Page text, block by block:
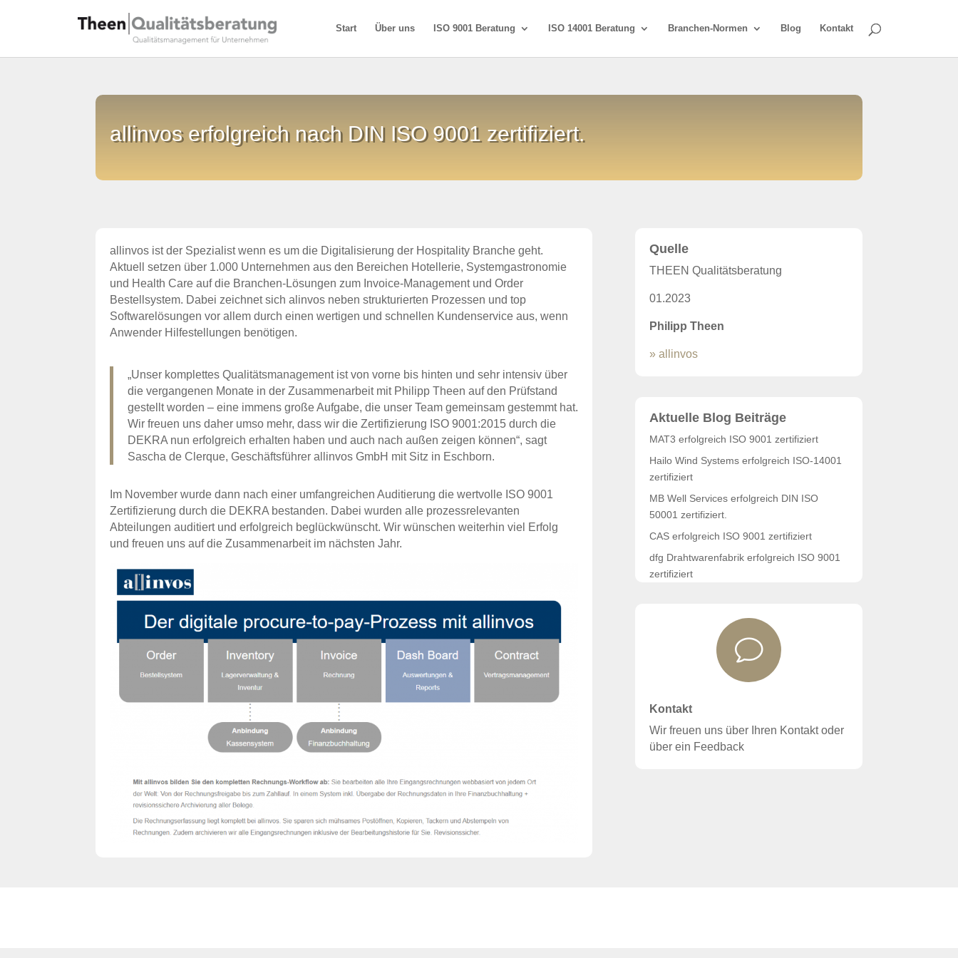
Start Über uns ISO 9001 Beratung ISO 14001 Beratung Branchen-Normen Blog Kontakt
allinvos erfolgreich nach DIN ISO 9001 zertifiziert.
allinvos ist der Spezialist wenn es um die Digitalisierung der Hospitality Branche geht.
Aktuell setzen über 1.000 Unternehmen aus den Bereichen Hotellerie, Systemgastronomie
und Health Care auf die Branchen-Lösungen zum Invoice-Management und Order
Bestellsystem. Dabei zeichnet sich alinvos neben strukturierten Prozessen und top
Softwarelösungen vor allem durch einen wertigen und schnellen Kundenservice aus, wenn
Anwender Hilfestellungen benötigen.
„Unser komplettes Qualitätsmanagement ist von vorne bis hinten und sehr intensiv über
die vergangenen Monate in der Zusammenarbeit mit Philipp Theen auf den Prüfstand
gestellt worden – eine immens große Aufgabe, die unser Team gemeinsam gestemmt hat.
Wir freuen uns daher umso mehr, dass wir die Zertifizierung ISO 9001:2015 durch die
DEKRA nun erfolgreich erhalten haben und auch nach außen zeigen können“, sagt
Sascha de Clerque, Geschäftsführer allinvos GmbH mit Sitz in Eschborn.
Im November wurde dann nach einer umfangreichen Auditierung die wertvolle ISO 9001
Zertifizierung durch die DEKRA bestanden. Dabei wurden alle prozessrelevanten
Abteilungen auditiert und erfolgreich beglückwünscht. Wir wünschen weiterhin viel Erfolg
und freuen uns auf die Zusammenarbeit im nächsten Jahr.
Quelle
THEEN Qualitätsberatung
01.2023
Philipp Theen
» allinvos
Aktuelle Blog Beiträge
MAT3 erfolgreich ISO 9001 zertifiziert
Hailo Wind Systems erfolgreich ISO-14001
zertifiziert
MB Well Services erfolgreich DIN ISO
50001 zertifiziert.
CAS erfolgreich ISO 9001 zertifiziert
dfg Drahtwarenfabrik erfolgreich ISO 9001
zertifiziert
v
Kontakt
Wir freuen uns über Ihren Kontakt oder
über ein Feedback